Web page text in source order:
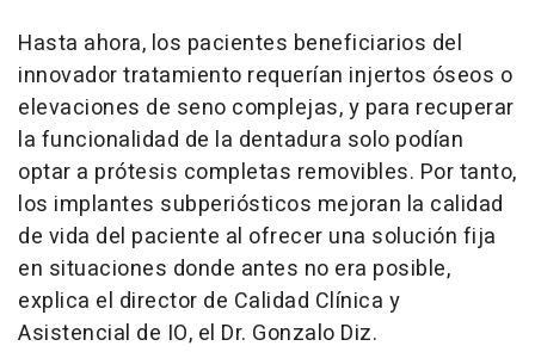
Hasta ahora, los pacientes beneficiarios del
innovador tratamiento requerían injertos óseos o
elevaciones de seno complejas, y para recuperar
la funcionalidad de la dentadura solo podían
optar a prótesis completas removibles. Por tanto,
los implantes subperiósticos mejoran la calidad
de vida del paciente al ofrecer una solución fija
en situaciones donde antes no era posible,
explica el director de Calidad Clínica y
Asistencial de IO, el Dr. Gonzalo Diz.